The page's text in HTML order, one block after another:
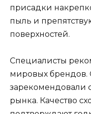
присадки
пыль и
поверхностей.
Специалисты
мировых брендов.
зарекомендовали
рынка. Качество